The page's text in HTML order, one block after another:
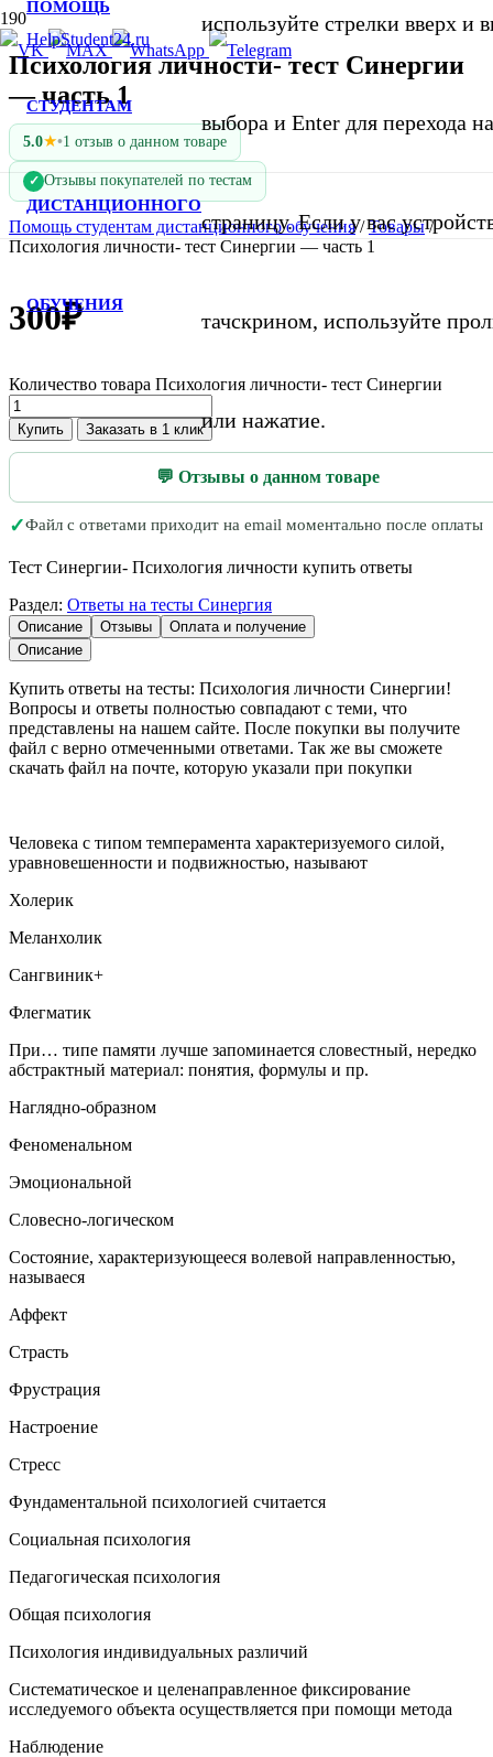
ПОМОЩЬ
СТУДЕНТАМ
ДИСТАНЦИОННОГО
ОБУЧЕНИЯ
используйте стрелки вверх и
выбора и Enter для перехода
страницу. Если у вас
тачскрином, используйте
или нажатие.
Психология личности- тест Синергии
— часть 1
5.0★•1 отзыв о данном товаре
✓ Отзывы покупателей по тестам
Помощь студентам дистанционного обучения/Товары/
Психология личности- тест Синергии — часть 1
300₽
Количество товара Психология личности- тест Синергии
Купить Заказать в 1 клик
💬 Отзывы о данном товаре
✓Файл с ответами приходит на email моментально после оплаты
Тест Синергии- Психология личности купить ответы
Раздел: Ответы на тесты Синергия
Описание Отзывы
Оплата и получение
Описание
Купить ответы на тесты: Психология личности Синергии!
Вопросы и ответы полностью совпадают с теми, что
представлены на нашем сайте. После покупки вы получите
файл с верно отмеченными ответами. Так же вы сможете
скачать файл на почте, которую указали при покупки
Человека с типом темперамента характеризуемого силой,
уравновешенности и подвижностью, называют
Холерик
Меланхолик
Сангвиник+
Флегматик
При… типе памяти лучше запоминается словестный, нередко
абстрактный материал: понятия, формулы и пр.
Наглядно-образном
Феноменальном
Эмоциональной
Словесно-логическом
Состояние, характеризующееся волевой направленностью,
называеся
Аффект
Страсть
Фрустрация
Настроение
Стресс
Фундаментальной психологией считается
Социальная психология
Педагогическая психология
Общая психология
Психология индивидуальных различий
Систематическое и целенаправленное фиксирование
исследуемого объекта осуществляется при помощи метода
Наблюдение